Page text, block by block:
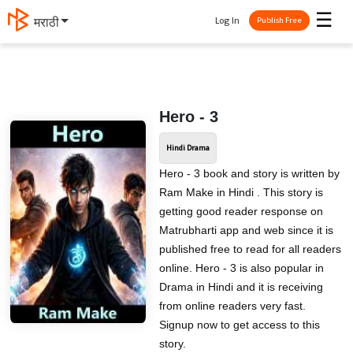
मराठी ☰
Log In Publish Free
Hero - 3
Hindi Drama
Hero - 3 book and story is written by
Ram Make in Hindi . This story is
getting good reader response on
Matrubharti app and web since it is
published free to read for all readers
online. Hero - 3 is also popular in
Drama in Hindi and it is receiving
from online readers very fast.
Signup now to get access to this
story.